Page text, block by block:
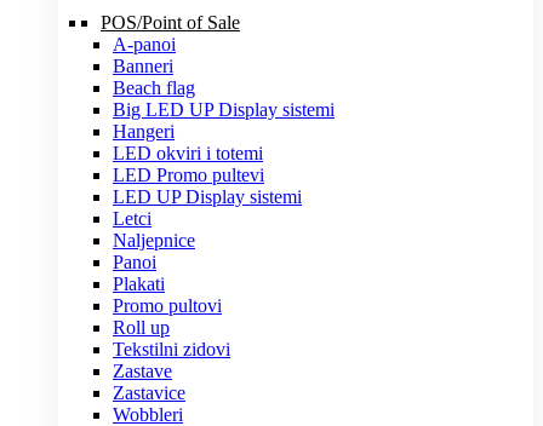
POS/Point of Sale
A-panoi
Banneri
Beach flag
Big LED UP Display sistemi
Hangeri
LED okviri i totemi
LED Promo pultevi
LED UP Display sistemi
Letci
Naljepnice
Panoi
Plakati
Promo pultovi
Roll up
Tekstilni zidovi
Zastave
Zastavice
Wobbleri